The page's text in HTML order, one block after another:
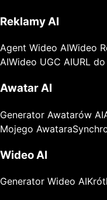
Reklamy AI
Agent Wideo AIWideo
AIWideo UGC AIURL
Awatar AI
Generator Awatarów AI
Mojego Awatara
Wideo AI
Generator Wideo AI